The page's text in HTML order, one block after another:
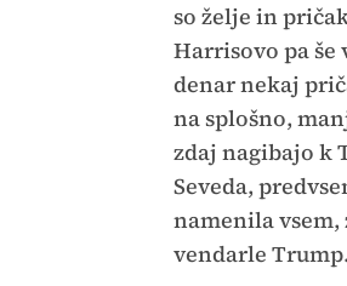
so želje in
Harrisovo pa še
denar nekaj
na splošno,
zdaj nagibajo k
Seveda,
namenila vsem,
vendarle Trump.